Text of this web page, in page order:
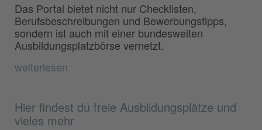
Hier findest du freie Ausbildungsplätze und
vieles mehr
Das Portal bietet nicht nur Checklisten,
Berufsbeschreibungen und Bewerbungstipps,
sondern ist auch mit einer bundesweiten
Ausbildungsplatzbörse vernetzt.
weiterlesen